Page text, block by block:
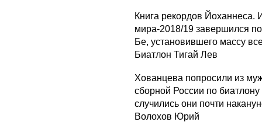
Книга рекордов Йоханнеса.
мира-2018/19 завершился
Бе, установившего массу
Биатлон Тигай Лев
Хованцева попросили из
сборной России по
случились они почти
Волохов Юрий